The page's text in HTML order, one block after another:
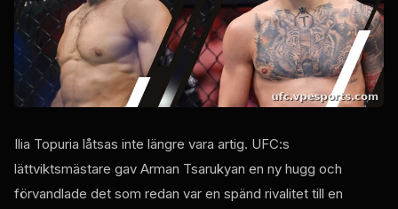
Ilia Topuria låtsas inte längre vara artig. UFC:s
lättviktsmästare gav Arman Tsarukyan en ny hugg och
förvandlade det som redan var en spänd rivalitet till en